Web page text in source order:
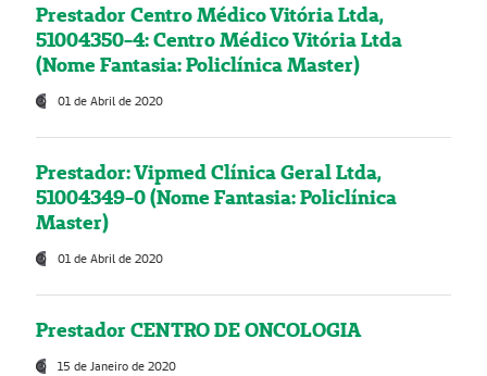
Prestador Centro Médico Vitória Ltda,
51004350-4: Centro Médico Vitória Ltda
(Nome Fantasia: Policlínica Master)
01 de Abril de 2020
Prestador: Vipmed Clínica Geral Ltda,
51004349-0 (Nome Fantasia: Policlínica
Master)
01 de Abril de 2020
Prestador CENTRO DE ONCOLOGIA
15 de Janeiro de 2020